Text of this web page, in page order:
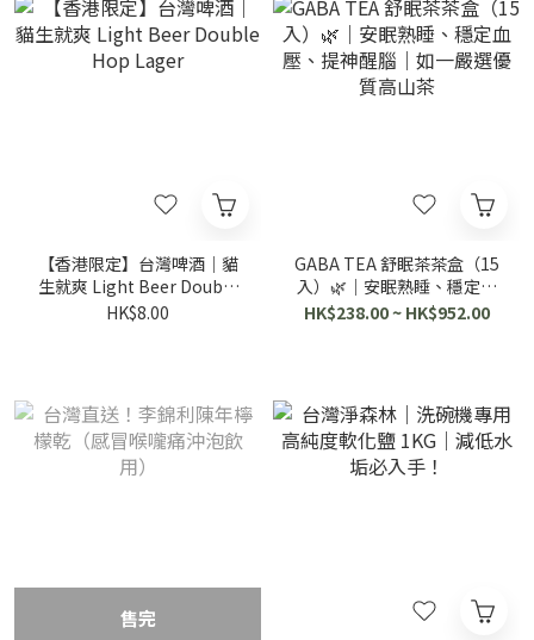
【香港限定】台灣啤酒｜貓
生就爽 Light Beer Double
Hop Lager
HK$8.00
GABA TEA 舒眠茶茶盒（15
入）🌿｜安眠熟睡、穩定血
壓、提神醒腦｜如一嚴選優
HK$238.00 ~ HK$952.00
售完